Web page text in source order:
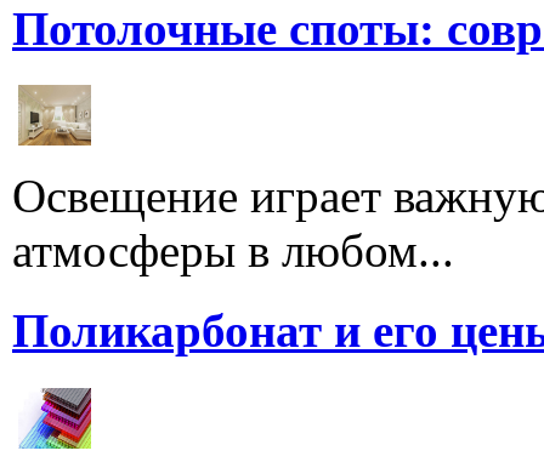
Потолочные споты:
Освещение играет
атмосферы в любом...
Поликарбонат и его